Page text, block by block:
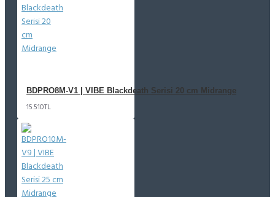
BDPRO8M-V1 | VIBE Blackdeath Serisi 20 cm Midrange
15.510TL